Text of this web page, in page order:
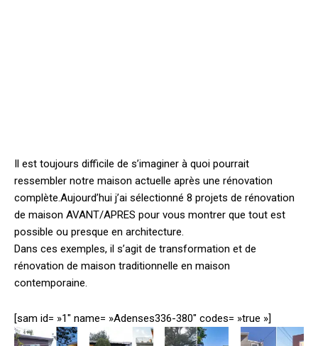
Il est toujours difficile de s’imaginer à quoi pourrait
ressembler notre maison actuelle après une rénovation
complète.Aujourd’hui j’ai sélectionné 8 projets de rénovation
de maison AVANT/APRES pour vous montrer que tout est
possible ou presque en architecture.
Dans ces exemples, il s’agit de transformation et de
rénovation de maison traditionnelle en maison
contemporaine.
[sam id= »1″ name= »Adenses336-380″ codes= »true »]